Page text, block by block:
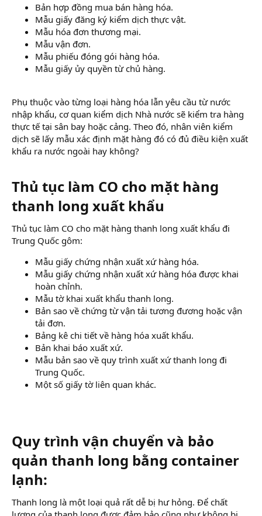
Bản hợp đồng mua bán hàng hóa.
Mẫu giấy đăng ký kiểm dịch thực vật.
Mẫu hóa đơn thương mại.
Mẫu vận đơn.
Mẫu phiếu đóng gói hàng hóa.
Mẫu giấy ủy quyền từ chủ hàng.
Phụ thuộc vào từng loại hàng hóa lẫn yêu cầu từ nước
nhập khẩu, cơ quan kiểm dịch Nhà nước sẽ kiểm tra hàng
thực tế tại sân bay hoặc cảng. Theo đó, nhân viên kiểm
dịch sẽ lấy mẫu xác định mặt hàng đó có đủ điều kiện xuất
khẩu ra nước ngoài hay không?
Thủ tục làm CO cho mặt hàng
thanh long xuất khẩu​
Thủ tục làm CO cho mặt hàng thanh long xuất khẩu đi
Trung Quốc gôm:
Mẫu giấy chứng nhận xuất xứ hàng hóa.
Mẫu giấy chứng nhận xuất xứ hàng hóa được khai
hoàn chỉnh.
Mẫu tờ khai xuất khẩu thanh long.
Bản sao về chứng từ vận tải tương đương hoặc vận
tải đơn.
Bảng kê chi tiết về hàng hóa xuất khẩu.
Bản khai báo xuất xứ.
Mẫu bản sao về quy trình xuất xứ thanh long đi
Trung Quốc.
Một số giấy tờ liên quan khác.
Quy trình vận chuyển và bảo
quản thanh long bằng container
lạnh:​
Thanh long là một loại quả rất dễ bị hư hỏng. Để chất